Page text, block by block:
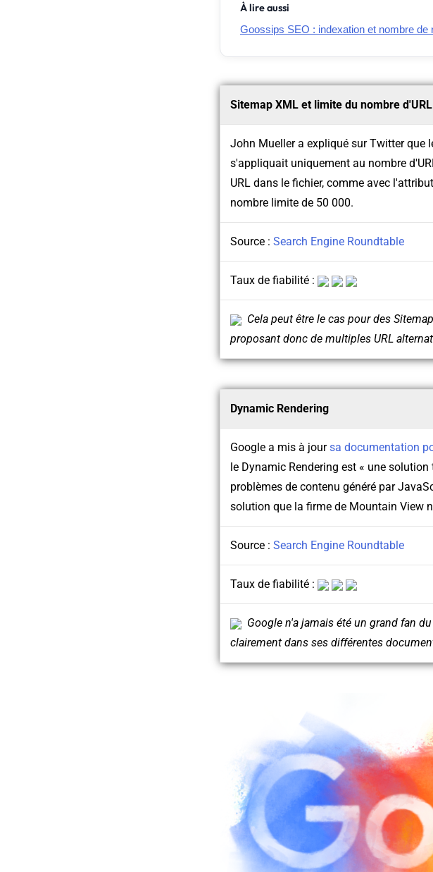
À lire aussi
Goossips SEO : indexation et nombre de
Sitemap XML et limite du nombre d'URL
John Mueller a expliqué sur Twitter que
s'appliquait uniquement au nombre
URL dans le fichier, comme avec
nombre limite de 50 000.
Source : Search Engine Roundtable
Taux de fiabilité :
Cela peut être le cas pour des
proposant donc de multiples URL
Dynamic Rendering
Google a mis à joursa documentation
le Dynamic Rendering est « une
problèmes de contenu généré par
solution que la firme de Mountain View
Source : Search Engine Roundtable
Taux de fiabilité :
Google n'a jamais été un grand fan
clairement dans ses différentes